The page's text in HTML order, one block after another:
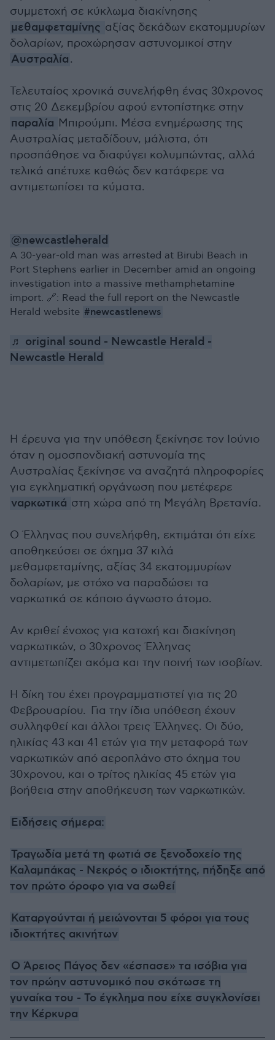
συμμετοχή σε κύκλωμα διακίνησης
μεθαμφεταμίνης αξίας δεκάδων εκατομμυρίων
δολαρίων, προχώρησαν αστυνομικοί στην
Αυστραλία.
Τελευταίος χρονικά συνελήφθη ένας 30χρονος
στις 20 Δεκεμβρίου αφού εντοπίστηκε στην
παραλία Μπιρούμπι. Μέσα ενημέρωσης της
Αυστραλίας μεταδίδουν, μάλιστα, ότι
προσπάθησε να διαφύγει κολυμπώντας, αλλά
τελικά απέτυχε καθώς δεν κατάφερε να
αντιμετωπίσει τα κύματα.
@newcastleherald
A 30-year-old man was arrested at Birubi Beach in
Port Stephens earlier in December amid an ongoing
investigation into a massive methamphetamine
import. 🔗: Read the full report on the Newcastle
Herald website #newcastlenews
♬ original sound - Newcastle Herald -
Newcastle Herald
Η έρευνα για την υπόθεση ξεκίνησε τον Ιούνιο
όταν η ομοσπονδιακή αστυνομία της
Αυστραλίας ξεκίνησε να αναζητά πληροφορίες
για εγκληματική οργάνωση που μετέφερε
ναρκωτικά στη χώρα από τη Μεγάλη Βρετανία.
Ο Έλληνας που συνελήφθη, εκτιμάται ότι είχε
αποθηκεύσει σε όχημα 37 κιλά
μεθαμφεταμίνης, αξίας 34 εκατομμυρίων
δολαρίων, με στόχο να παραδώσει τα
ναρκωτικά σε κάποιο άγνωστο άτομο.
Αν κριθεί ένοχος για κατοχή και διακίνηση
ναρκωτικών, ο 30χρονος Έλληνας
αντιμετωπίζει ακόμα και την ποινή των ισοβίων.
Η δίκη του έχει προγραμματιστεί για τις 20
Φεβρουαρίου. Για την ίδια υπόθεση έχουν
συλληφθεί και άλλοι τρεις Έλληνες. Οι δύο,
ηλικίας 43 και 41 ετών για την μεταφορά των
ναρκωτικών από αεροπλάνο στο όχημα του
30χρονου, και ο τρίτος ηλικίας 45 ετών για
βοήθεια στην αποθήκευση των ναρκωτικών.
Ειδήσεις σήμερα:
Τραγωδία μετά τη φωτιά σε ξενοδοχείο της
Καλαμπάκας - Νεκρός ο ιδιοκτήτης, πήδηξε από
τον πρώτο όροφο για να σωθεί
Καταργούνται ή μειώνονται 5 φόροι για τους
ιδιοκτήτες ακινήτων
Ο Άρειος Πάγος δεν «έσπασε» τα ισόβια για
τον πρώην αστυνομικό που σκότωσε τη
γυναίκα του - Το έγκλημα που είχε συγκλονίσει
την Κέρκυρα